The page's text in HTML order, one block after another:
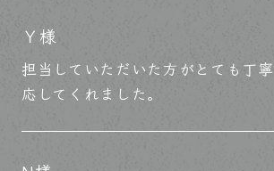
Ｙ様
担当していただいた方がとても丁
応してくれました。